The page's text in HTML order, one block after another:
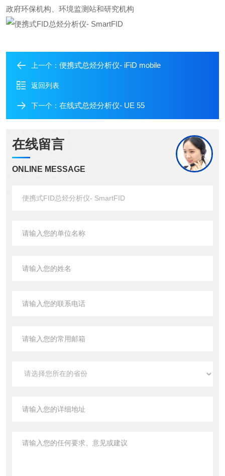
政府环保机构、环境监测站和研究机构
上一个： 便携式总烃分析仪- iFiD mobile
返回列表
下一个： 在线式总烃分析仪- UE 55
在线留言
ONLINE MESSAGE